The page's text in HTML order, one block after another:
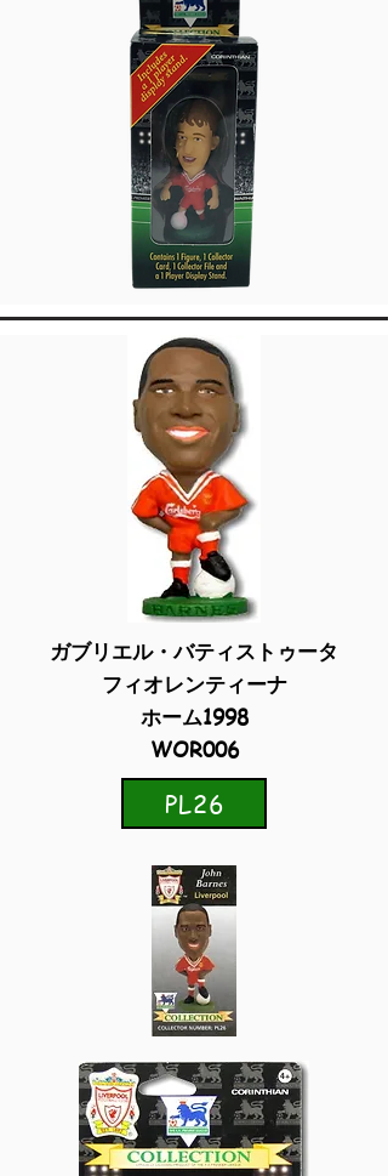
ガブリエル・バティストゥータ
フィオレンティーナ
ホーム1998
WOR006
PL26